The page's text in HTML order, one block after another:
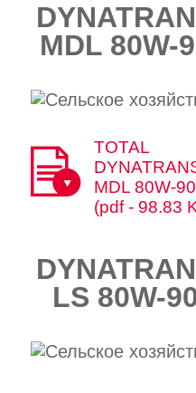
MDL 80W-
TOTAL
MDL 80W-90
(pdf - 98.83
LS 80W-